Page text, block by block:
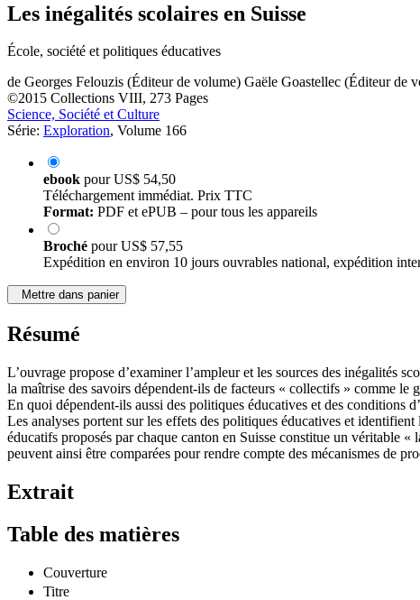
Les inégalités scolaires en Suisse
École, société et politiques éducatives
de Georges Felouzis (Éditeur de volume) Gaële Goastellec (Éditeur de
©2015 Collections VIII, 273 Pages
Science, Société et Culture
Série: Exploration, Volume 166
ebook pourUS$ 54,50
Téléchargement immédiat. Prix TTC
Format: PDF et ePUB – pour tous les appareils
Broché pourUS$ 57,55
Expédition en environ 10 jours ouvrables national, expédition
Mettre dans panier
Résumé
L’ouvrage propose d’examiner l’ampleur et les sources des inégalités
la maîtrise des savoirs dépendent-ils de facteurs « collectifs » comme le
En quoi dépendent-ils aussi des politiques éducatives et des conditions
Les analyses portent sur les effets des politiques éducatives et
éducatifs proposés par chaque canton en Suisse constitue un véritable
peuvent ainsi être comparées pour rendre compte des mécanismes de
Extrait
Table des matières
Couverture
Titre